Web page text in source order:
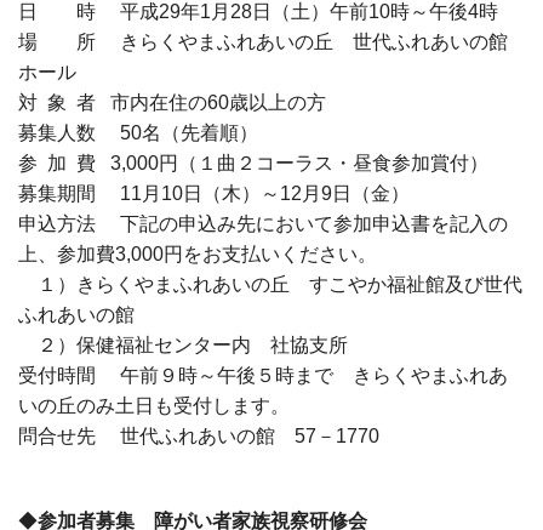
日 時 平成29年1月28日（土）午前10時～午後4時
場 所 きらくやまふれあいの丘 世代ふれあいの館
ホール
対 象 者 市内在住の60歳以上の方
募集人数 50名（先着順）
参 加 費 3,000円（１曲２コーラス・昼食参加賞付）
募集期間 11月10日（木）～12月9日（金）
申込方法 下記の申込み先において参加申込書を記入の
上、参加費3,000円をお支払いください。
１）きらくやまふれあいの丘 すこやか福祉館及び世代
ふれあいの館
２）保健福祉センター内 社協支所
受付時間 午前９時～午後５時まで きらくやまふれあ
いの丘のみ土日も受付します。
問合せ先 世代ふれあいの館 57－1770
◆参加者募集 障がい者家族視察研修会